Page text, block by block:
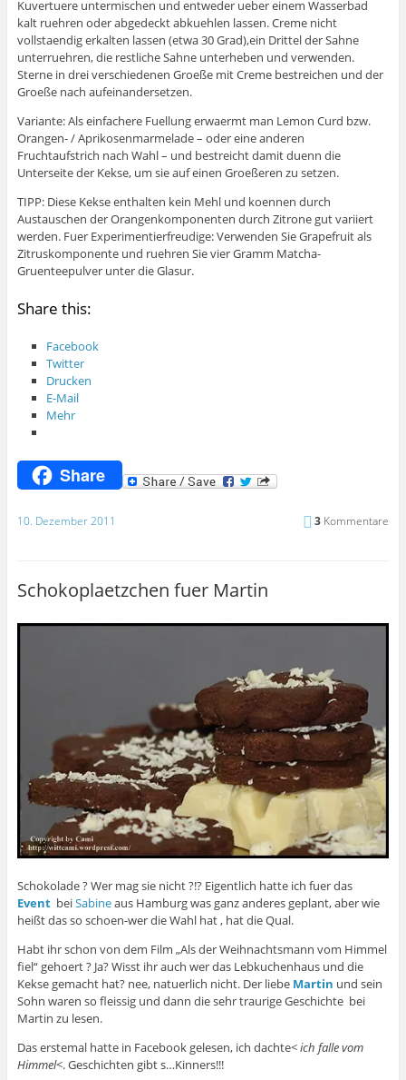
Kuvertuere untermischen und entweder ueber einem Wasserbad
kalt ruehren oder abgedeckt abkuehlen lassen. Creme nicht
vollstaendig erkalten lassen (etwa 30 Grad),ein Drittel der Sahne
unterruehren, die restliche Sahne unterheben und verwenden.
Sterne in drei verschiedenen Groeße mit Creme bestreichen und der
Groeße nach aufeinandersetzen.
Variante: Als einfachere Fuellung erwaermt man Lemon Curd bzw.
Orangen- / Aprikosenmarmelade – oder eine anderen
Fruchtaufstrich nach Wahl – und bestreicht damit duenn die
Unterseite der Kekse, um sie auf einen Groeßeren zu setzen.
TIPP: Diese Kekse enthalten kein Mehl und koennen durch
Austauschen der Orangenkomponenten durch Zitrone gut variiert
werden. Fuer Experimentierfreudige: Verwenden Sie Grapefruit als
Zitruskomponente und ruehren Sie vier Gramm Matcha-
Gruenteepulver unter die Glasur.
Share this:
Facebook
Twitter
Drucken
E-Mail
Mehr
Share
10. Dezember 2011 3 Kommentare
Schokoplaetzchen fuer Martin
Schokolade ? Wer mag sie nicht ?!? Eigentlich hatte ich fuer das
EventbeiSabineaus Hamburg was ganz anderes geplant, aber wie
heißt das so schoen-wer die Wahl hat , hat die Qual.
Habt ihr schon von dem Film „Als der Weihnachtsmann vom Himmel
fiel“ gehoert ? Ja? Wisst ihr auch wer das Lebkuchenhaus und die
Kekse gemacht hat? nee, natuerlich nicht. Der liebe Martin und sein
Sohn waren so fleissig und dann die sehr traurige Geschichte bei
Martin zu lesen.
Das erstemal hatte in Facebook gelesen, ich dachte<ich falle vom
Himmel<. Geschichten gibt s…Kinners!!!